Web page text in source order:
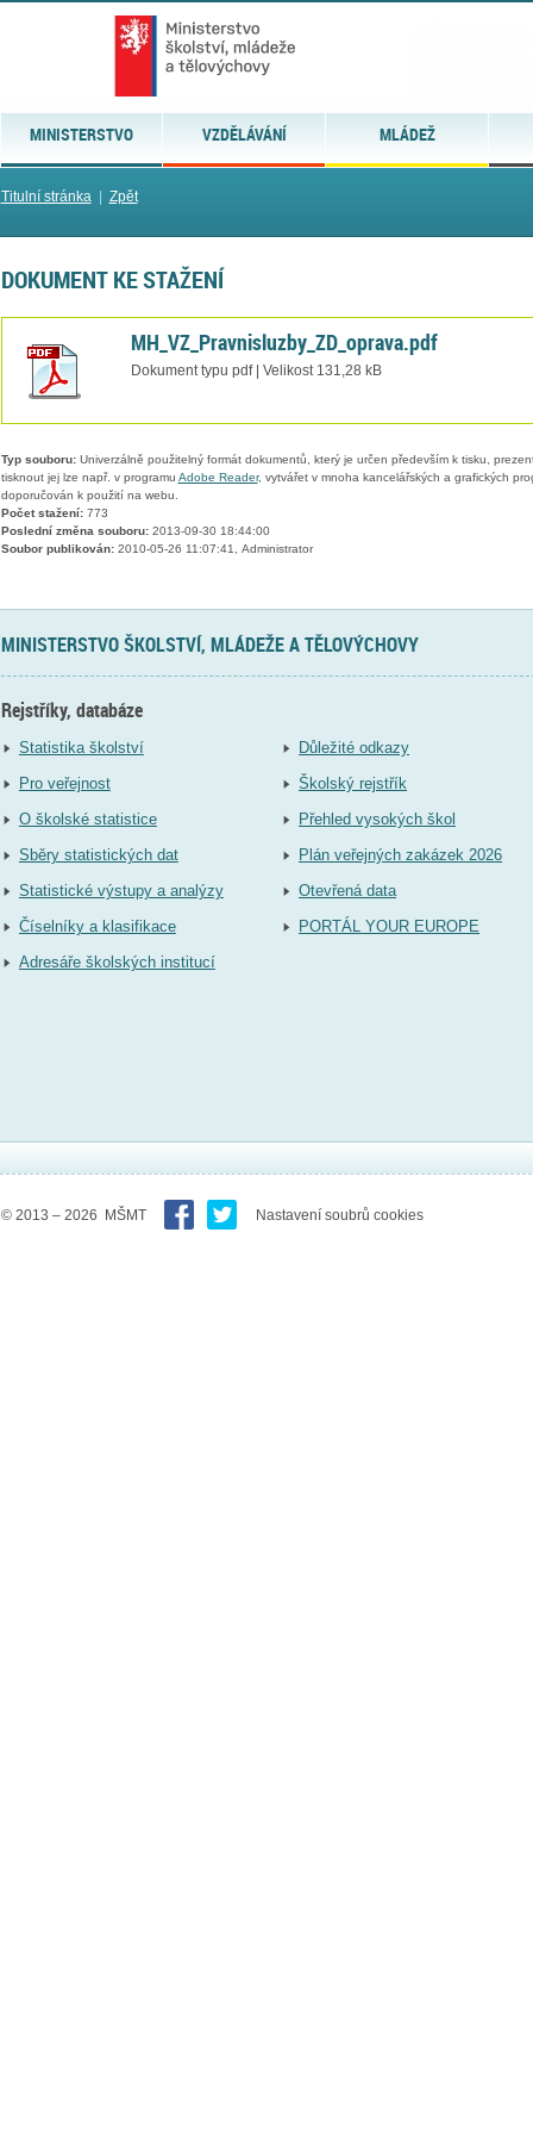
MINISTERSTVO VZDĚLÁVÁNÍ MLÁDEŽ
Titulní stránka| Zpět
DOKUMENT KE STAŽENÍ
MH_VZ_Pravnisluzby_ZD_oprava.pdf
Dokument typu pdf | Velikost 131,28 kB
Typ souboru:Univerzálně použitelný formát dokumentů, který je určen především k tisku,
tisknout jej lze např. v programu Adobe Reader, vytvářet v mnoha kancelářských a grafických
doporučován k použití na webu.
Počet stažení:773
Poslední změna souboru:2013-09-30 18:44:00
Soubor publikován:2010-05-26 11:07:41, Administrator
MINISTERSTVO ŠKOLSTVÍ, MLÁDEŽE A TĚLOVÝCHOVY
Rejstříky, databáze
Statistika školství
Pro veřejnost
O školské statistice
Sběry statistických dat
Statistické výstupy a analýzy
Číselníky a klasifikace
Adresáře školských institucí
Důležité odkazy
Školský rejstřík
Přehled vysokých škol
Plán veřejných zakázek 2026
Otevřená data
PORTÁL YOUR EUROPE
© 2013 – 2026 MŠMT Nastavení soubrů cookies